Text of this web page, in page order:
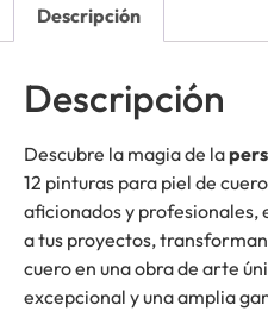
Descripción
Descripción
Descubre la magia de la
12 pinturas para piel de
aficionados y
a tus proyectos,
cuero en una obra de arte
excepcional y una amplia